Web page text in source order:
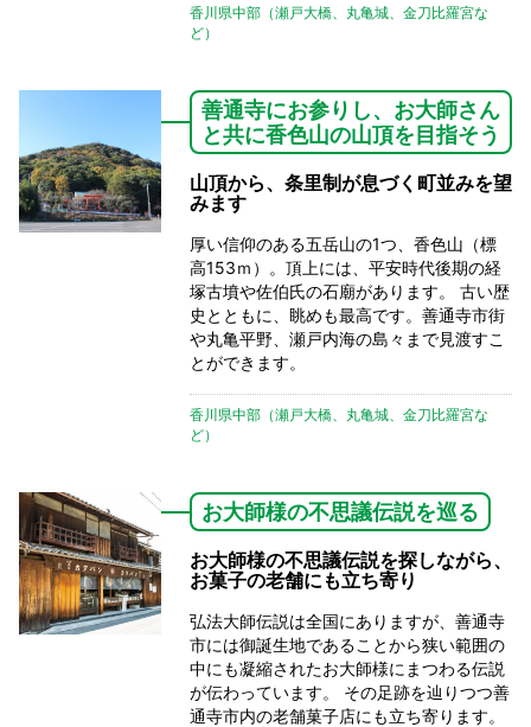
香川県中部（瀬戸大橋、丸亀城、金刀比羅宮な
ど）
善通寺にお参りし、お大師さん
と共に香色山の山頂を目指そう
山頂から、条里制が息づく町並みを望
みます
厚い信仰のある五岳山の1つ、香色山（標
高153ｍ）。頂上には、平安時代後期の経
塚古墳や佐伯氏の石廟があります。 古い歴
史とともに、眺めも最高です。善通寺市街
や丸亀平野、瀬戸内海の島々まで見渡すこ
とができます。
香川県中部（瀬戸大橋、丸亀城、金刀比羅宮な
ど）
お大師様の不思議伝説を巡る
お大師様の不思議伝説を探しながら、
お菓子の老舗にも立ち寄り
弘法大師伝説は全国にありますが、善通寺
市には御誕生地であることから狭い範囲の
中にも凝縮されたお大師様にまつわる伝説
が伝わっています。 その足跡を辿りつつ善
通寺市内の老舗菓子店にも立ち寄ります。